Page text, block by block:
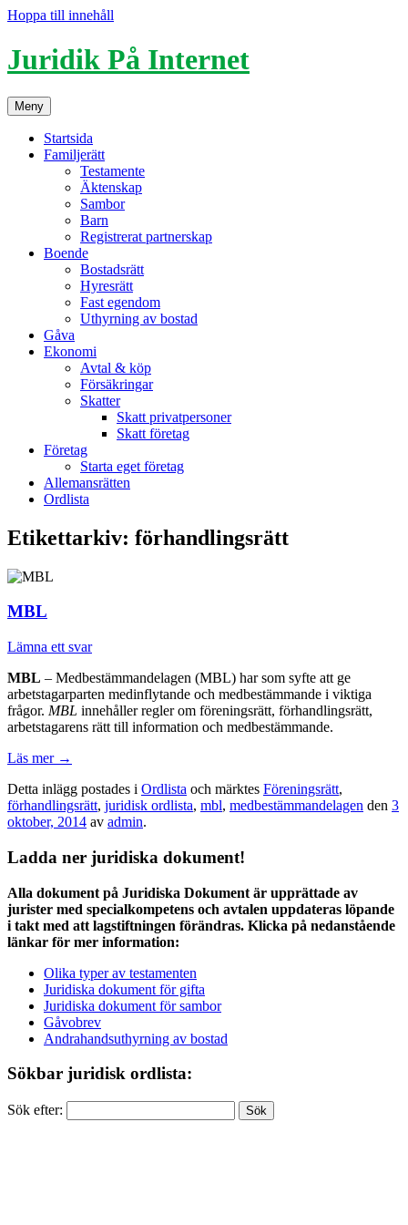
Hoppa till innehåll
Juridik På Internet
Meny
Startsida
Familjerätt
Testamente
Äktenskap
Sambor
Barn
Registrerat partnerskap
Boende
Bostadsrätt
Hyresrätt
Fast egendom
Uthyrning av bostad
Gåva
Ekonomi
Avtal & köp
Försäkringar
Skatter
Skatt privatpersoner
Skatt företag
Företag
Starta eget företag
Allemansrätten
Ordlista
Etikettarkiv: förhandlingsrätt
MBL
Lämna ett svar
MBL – Medbestämmandelagen (MBL) har som syfte att ge
arbetstagarparten medinflytande och medbestämmande i viktiga
frågor. MBL innehåller regler om föreningsrätt, förhandlingsrätt,
arbetstagarens rätt till information och medbestämmande.
Läs mer →
Detta inlägg postades i Ordlista och märktes Föreningsrätt,
förhandlingsrätt, juridisk ordlista, mbl, medbestämmandelagen den 3
oktober, 2014 av admin.
Ladda ner juridiska dokument!
Alla dokument på Juridiska Dokument är upprättade av
jurister med specialkompetens och avtalen uppdateras löpande
i takt med att lagstiftningen förändras. Klicka på nedanstående
länkar för mer information:
Olika typer av testamenten
Juridiska dokument för gifta
Juridiska dokument för sambor
Gåvobrev
Andrahandsuthyrning av bostad
Sökbar juridisk ordlista:
Sök efter: